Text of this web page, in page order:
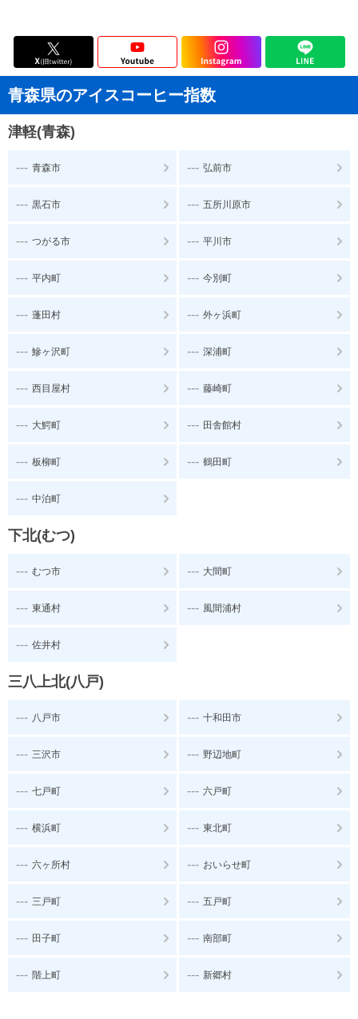
青森県のアイスコーヒー指数
津軽(青森)
--- 青森市 --- 弘前市
--- 黒石市 --- 五所川原市
--- つがる市 --- 平川市
--- 平内町 --- 今別町
--- 蓬田村 --- 外ヶ浜町
--- 鰺ヶ沢町 --- 深浦町
--- 西目屋村 --- 藤崎町
--- 大鰐町 --- 田舎館村
--- 板柳町 --- 鶴田町
--- 中泊町
下北(むつ)
--- むつ市 --- 大間町
--- 東通村 --- 風間浦村
--- 佐井村
三八上北(八戸)
--- 八戸市 --- 十和田市
--- 三沢市 --- 野辺地町
--- 七戸町 --- 六戸町
--- 横浜町 --- 東北町
--- 六ヶ所村 --- おいらせ町
--- 三戸町 --- 五戸町
--- 田子町 --- 南部町
--- 階上町 --- 新郷村